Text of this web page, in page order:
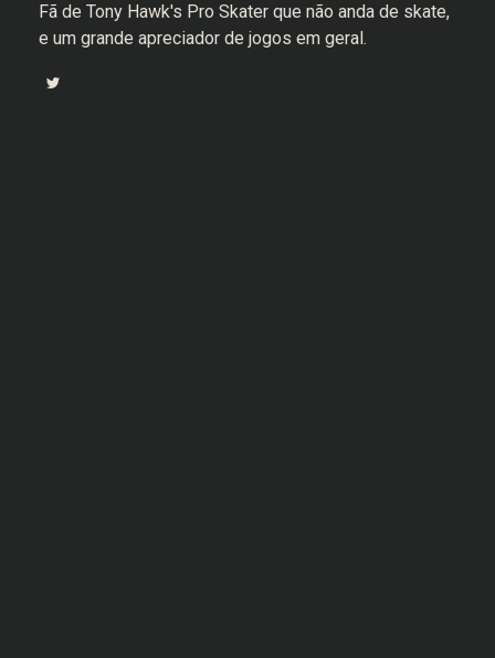
Fã de Tony Hawk's Pro Skater que não anda de skate,
e um grande apreciador de jogos em geral.